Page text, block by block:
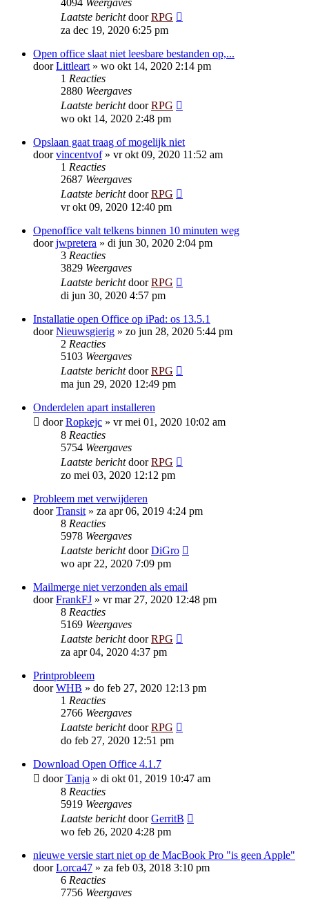
4094 Weergaves
Laatste berichtdoorRPG
za dec 19, 2020 6:25 pm
Open office slaat niet leesbare bestanden op,...
doorLittleart » wo okt 14, 2020 2:14 pm
1 Reacties
2880 Weergaves
Laatste berichtdoorRPG
wo okt 14, 2020 2:48 pm
Opslaan gaat traag of mogelijk niet
doorvincentvof» vr okt 09, 2020 11:52 am
1 Reacties
2687 Weergaves
Laatste berichtdoorRPG
vr okt 09, 2020 12:40 pm
Openoffice valt telkens binnen 10 minuten weg
doorjwpretera » di jun 30, 2020 2:04 pm
3 Reacties
3829 Weergaves
Laatste berichtdoorRPG
di jun 30, 2020 4:57 pm
Installatie open Office op iPad: os 13.5.1
doorNieuwsgierig » zo jun 28, 2020 5:44 pm
2 Reacties
5103 Weergaves
Laatste berichtdoorRPG
ma jun 29, 2020 12:49 pm
Onderdelen apart installeren
doorRopkejc » vr mei 01, 2020 10:02 am
8 Reacties
5754 Weergaves
Laatste berichtdoorRPG
zo mei 03, 2020 12:12 pm
Probleem met verwijderen
doorTransit » za apr 06, 2019 4:24 pm
8 Reacties
5978 Weergaves
Laatste berichtdoorDiGro
wo apr 22, 2020 7:09 pm
Mailmerge niet verzonden als email
doorFrankFJ » vr mar 27, 2020 12:48 pm
8 Reacties
5169 Weergaves
Laatste berichtdoorRPG
za apr 04, 2020 4:37 pm
Printprobleem
doorWHB » do feb 27, 2020 12:13 pm
1 Reacties
2766 Weergaves
Laatste berichtdoorRPG
do feb 27, 2020 12:51 pm
Download Open Office 4.1.7
doorTanja » di okt 01, 2019 10:47 am
8 Reacties
5919 Weergaves
Laatste berichtdoorGerritB
wo feb 26, 2020 4:28 pm
nieuwe versie start niet op de MacBook Pro "is geen Apple"
doorLorca47 » za feb 03, 2018 3:10 pm
6 Reacties
7756 Weergaves